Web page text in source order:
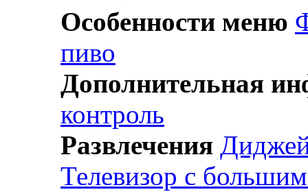
Особенности меню
пиво
Дополнительная
контроль
Развлечения
Телевизор с